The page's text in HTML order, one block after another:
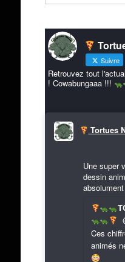
Suivre
Retrouvez tout
! Cowabungaaa !!!
Tortues
Une super
dessin
Ces
animés